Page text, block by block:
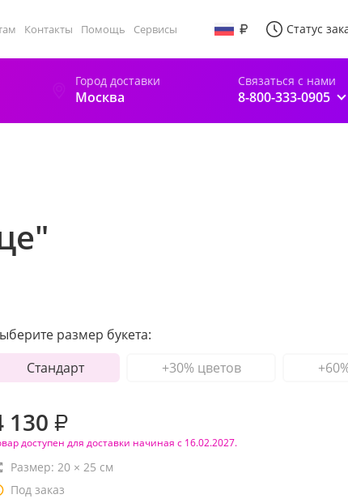
Контакты Помощь Сервисы Статус
Город доставки
Москва
Связаться с нами
8-800-333-0905
размер букета:
Стандарт
+30% цветов
130 ₽
доступен для доставки начиная с 16.02.2027.
Размер: 20 × 25 см
Под заказ